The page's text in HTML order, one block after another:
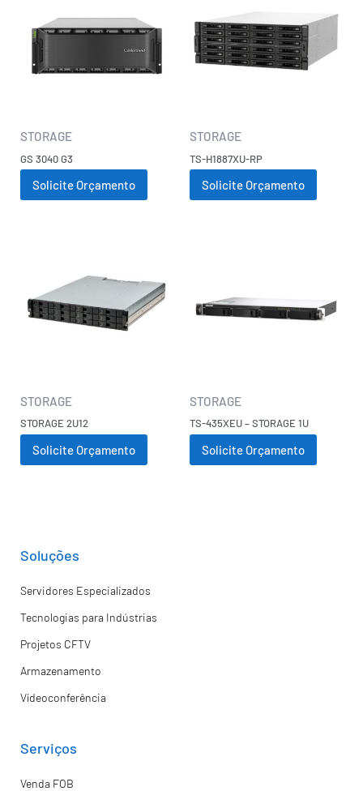
STORAGE
GS 3040 G3
Solicite Orçamento
STORAGE
TS-H1887XU-RP
Solicite Orçamento
STORAGE
STORAGE 2U12
Solicite Orçamento
STORAGE
TS-435XEU – STORAGE 1U
Solicite Orçamento
Soluções
Servidores Especializados
Tecnologias para Indústrias
Projetos CFTV
Armazenamento
Vídeoconferência
Serviços
Venda FOB